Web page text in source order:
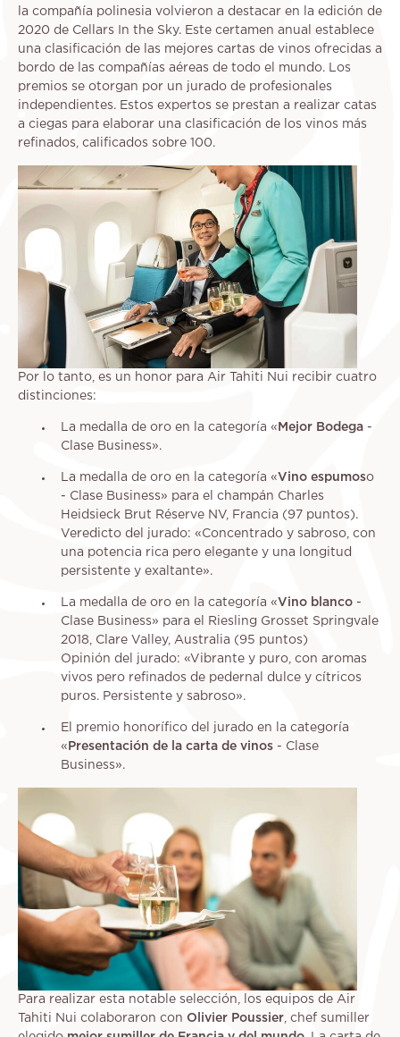
la compañía polinesia volvieron a destacar en la edición de
2020 de Cellars In the Sky. Este certamen anual establece
una clasificación de las mejores cartas de vinos ofrecidas a
bordo de las compañías aéreas de todo el mundo. Los
premios se otorgan por un jurado de profesionales
independientes. Estos expertos se prestan a realizar catas
a ciegas para elaborar una clasificación de los vinos más
refinados, calificados sobre 100.
Por lo tanto, es un honor para Air Tahiti Nui recibir cuatro
distinciones:
La medalla de oro en la categoría « Mejor Bodega -
Clase Business».
La medalla de oro en la categoría «Vino espumoso
- Clase Business» para el champán Charles
Heidsieck Brut Réserve NV, Francia (97 puntos).
Veredicto del jurado: «Concentrado y sabroso, con
una potencia rica pero elegante y una longitud
persistente y exaltante».
La medalla de oro en la categoría «Vino blanco -
Clase Business» para el Riesling Grosset Springvale
2018, Clare Valley, Australia (95 puntos)
Opinión del jurado: «Vibrante y puro, con aromas
vivos pero refinados de pedernal dulce y cítricos
puros. Persistente y sabroso».
El premio honorífico del jurado en la categoría
« Presentación de la carta de vinos - Clase
Business».
Para realizar esta notable selección, los equipos de Air
Tahiti Nui colaboraron con Olivier Poussier , chef sumiller